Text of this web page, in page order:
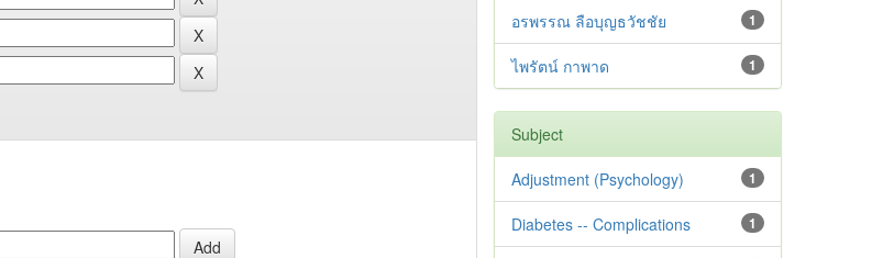
1
อรพรรณ ลือบุญธวัชชัย
1
ไพรัตน์ กาพาด
Subject
1
Adjustment ‪(Psychology)
1
Diabetes -- Complications